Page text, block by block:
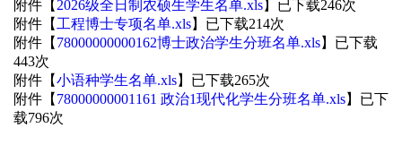
附件【 2026级全日制农硕生学生名单.xls】已下载246次
附件【 工程博士专项名单.xls】已下载214次
附件【 78000000000162博士政治学生分班名单.xls】已下载
443次
附件【小语种学生名单.xls】已下载265次
附件【 78000000001161 政治1现代化学生分班名单.xls】已下
载796次